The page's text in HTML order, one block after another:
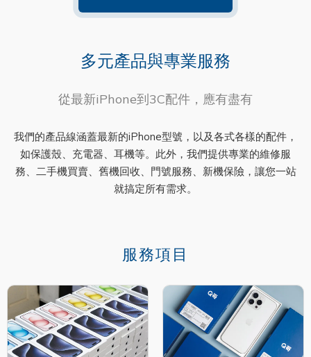
多元產品與專業服務
從最新iPhone到3C配件，應有盡有
我們的產品線涵蓋最新的iPhone型號，以及各式各樣的配件，
如保護殼、充電器、耳機等。此外，我們提供專業的維修服
務、二手機買賣、舊機回收、門號服務、新機保險，讓您一站
就搞定所有需求。
服務項目